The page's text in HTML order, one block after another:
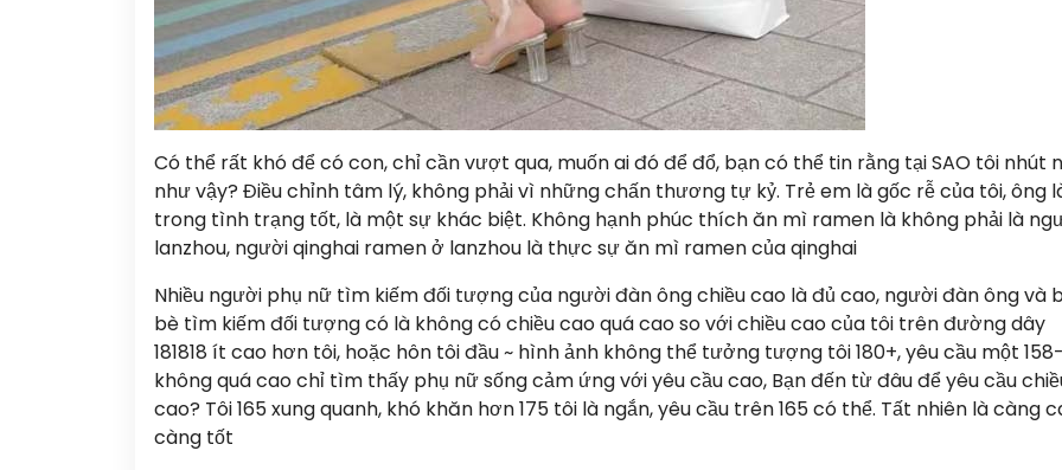
Có thể rất khó để có con, chỉ cần vượt qua, muốn ai đó để đổ, bạn có thể tin rằng tại SAO tôi nhút
như vậy? Điều chỉnh tâm lý, không phải vì những chấn thương tự kỷ. Trẻ em là gốc rễ của tôi, ông
trong tình trạng tốt, là một sự khác biệt. Không hạnh phúc thích ăn mì ramen là không phải là
lanzhou, người qinghai ramen ở lanzhou là thực sự ăn mì ramen của qinghai
Nhiều người phụ nữ tìm kiếm đối tượng của người đàn ông chiều cao là đủ cao, người đàn ông và
bè tìm kiếm đối tượng có là không có chiều cao quá cao so với chiều cao của tôi trên đường dây
181818 ít cao hơn tôi, hoặc hôn tôi đầu ~ hình ảnh không thể tưởng tượng tôi 180+, yêu cầu một
không quá cao chỉ tìm thấy phụ nữ sống cảm ứng với yêu cầu cao, Bạn đến từ đâu để yêu cầu
cao? Tôi 165 xung quanh, khó khăn hơn 175 tôi là ngắn, yêu cầu trên 165 có thể. Tất nhiên là càng
càng tốt